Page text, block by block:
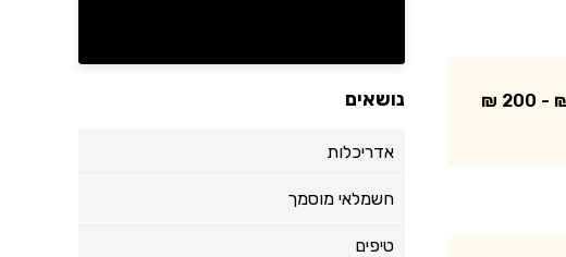
נושאים
אדריכלות
חשמלאי מוסמך
טיפים